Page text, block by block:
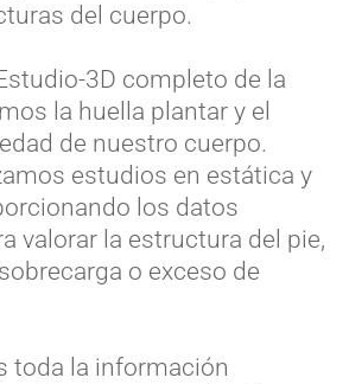
del cuerpo.
3D completo de la
la huella plantar y el
de nuestro cuerpo.
estudios en estática y
los datos
valorar la estructura del pie,
o exceso de
toda la información